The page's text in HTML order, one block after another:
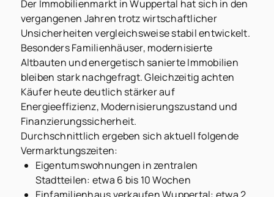
Der Immobilienmarkt in Wuppertal hat sich in den
vergangenen Jahren trotz wirtschaftlicher
Unsicherheiten vergleichsweise stabil entwickelt.
Besonders Familienhäuser, modernisierte
Altbauten und energetisch sanierte Immobilien
bleiben stark nachgefragt. Gleichzeitig achten
Käufer heute deutlich stärker auf
Energieeffizienz, Modernisierungszustand und
Finanzierungssicherheit.
Durchschnittlich ergeben sich aktuell folgende
Vermarktungszeiten:
Eigentumswohnungen in zentralen
Stadtteilen: etwa 6 bis 10 Wochen